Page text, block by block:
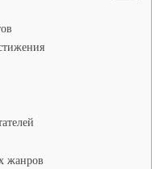
жанров